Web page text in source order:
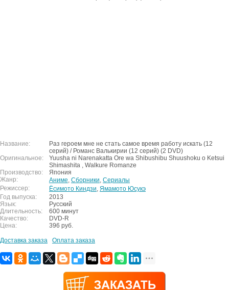
Название:
Раз героем мне не стать самое время работу искать (12
серий) / Романс Валькирии (12 серий) (2 DVD)
Оригинальное:
Yuusha ni Narenakatta Ore wa Shibushibu Shuushoku o Ketsui
Shimashita , Walkure Romanze
Производство:
Япония
Жанр:
Аниме, Сборники, Сериалы
Режиссер:
Ёсимото Киндзи, Ямамото Юсукэ
Год выпуска:
2013
Язык:
Русский
Длительность:
600 минут
Качество:
DVD-R
Цена:
396 руб.
Доставка заказа Оплата заказа